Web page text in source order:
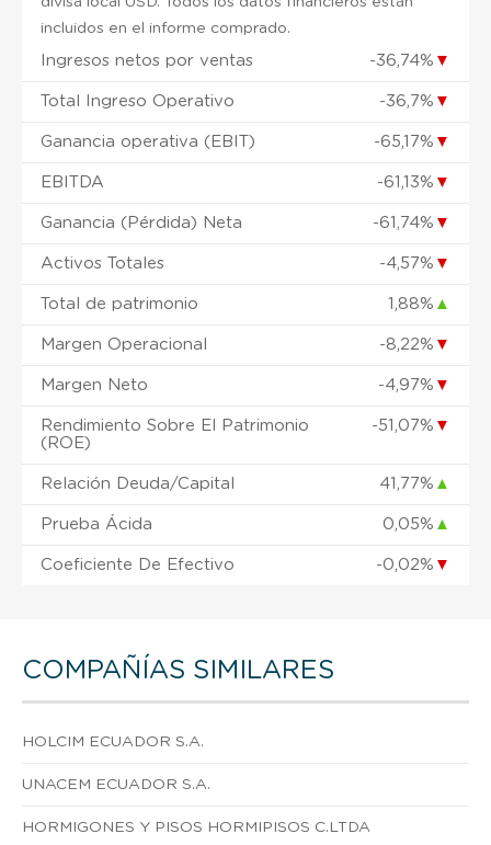
incluidos en el informe comprado.
Ingresos netos por ventas -36,74% ▼
Total Ingreso Operativo -36,7% ▼
Ganancia operativa (EBIT) -65,17% ▼
EBITDA -61,13% ▼
Ganancia (Pérdida) Neta -61,74% ▼
Activos Totales -4,57% ▼
Total de patrimonio 1,88% ▲
Margen Operacional -8,22% ▼
Margen Neto -4,97% ▼
Rendimiento Sobre El Patrimonio
(ROE)
-51,07% ▼
Relación Deuda/Capital 41,77% ▲
Prueba Ácida 0,05% ▲
Coeficiente De Efectivo -0,02% ▼
COMPAÑÍAS SIMILARES
HOLCIM ECUADOR S.A.
UNACEM ECUADOR S.A.
HORMIGONES Y PISOS HORMIPISOS C.LTDA